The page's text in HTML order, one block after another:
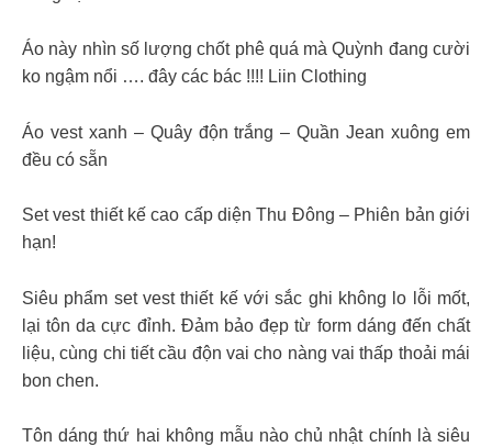
Áo này nhìn số lượng chốt phê quá mà Quỳnh đang cười
ko ngậm nổi …. đây các bác !!!! Liin Clothing
Áo vest xanh – Quây độn trắng – Quần Jean xuông em
đều có sẵn
Set vest thiết kế cao cấp diện Thu Đông – Phiên bản giới
hạn!
Siêu phẩm set vest thiết kế với sắc ghi không lo lỗi mốt,
lại tôn da cực đỉnh. Đảm bảo đẹp từ form dáng đến chất
liệu, cùng chi tiết cầu độn vai cho nàng vai thấp thoải mái
bon chen.
Tôn dáng thứ hai không mẫu nào chủ nhật chính là siêu